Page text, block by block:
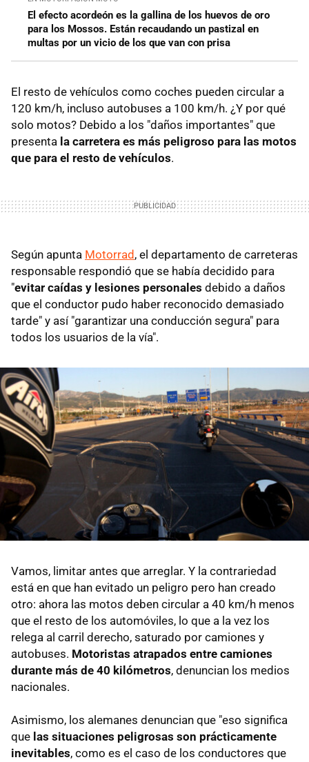
El efecto acordeón es la gallina de los huevos de oro
para los Mossos. Están recaudando un pastizal en
multas por un vicio de los que van con prisa
El resto de vehículos como coches pueden circular a
120 km/h, incluso autobuses a 100 km/h. ¿Y por qué
solo motos? Debido a los "daños importantes" que
presenta la carretera es más peligroso para las motos
que para el resto de vehículos.
Según apunta Motorrad, el departamento de carreteras
responsable respondió que se había decidido para
"evitar caídas y lesiones personales debido a daños
que el conductor pudo haber reconocido demasiado
tarde" y así "garantizar una conducción segura" para
todos los usuarios de la vía".
Vamos, limitar antes que arreglar. Y la contrariedad
está en que han evitado un peligro pero han creado
otro: ahora las motos deben circular a 40 km/h menos
que el resto de los automóviles, lo que a la vez los
relega al carril derecho, saturado por camiones y
autobuses. Motoristas atrapados entre camiones
durante más de 40 kilómetros, denuncian los medios
nacionales.
Asimismo, los alemanes denuncian que "eso significa
que las situaciones peligrosas son prácticamente
inevitables, como es el caso de los conductores que